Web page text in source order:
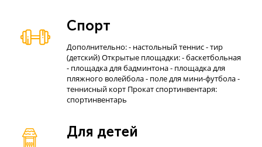
Спорт
Дополнительно: - настольный теннис - тир
(детский) Открытые площадки: - баскетбольная
- площадка для бадминтона - площадка для
пляжного волейбола - поле для мини-футбола -
теннисный корт Прокат спортинвентаря:
спортинвентарь
Для детей